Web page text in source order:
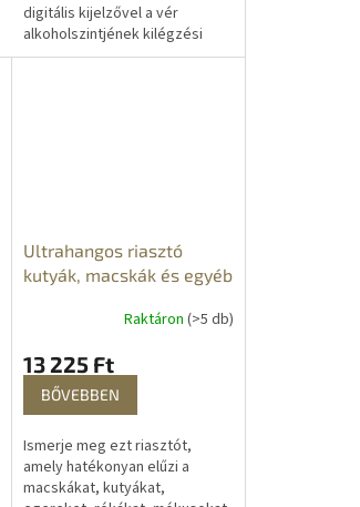
digitális kijelzővel a vér
alkoholszintjének kilégzési
teszttel történő
Ultrahangos riasztó
kutyák, macskák és egyéb
Raktáron (>5 db)
13 225 Ft
BŐVEBBEN
Ismerje meg ezt riasztót,
amely hatékonyan elűzi a
macskákat, kutyákat,